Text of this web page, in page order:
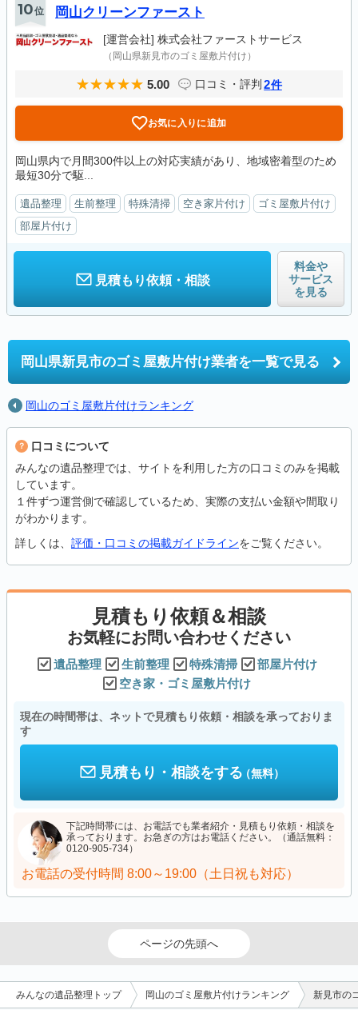
10位 岡山クリーンファースト
[運営会社] 株式会社ファーストサービス
（岡山県新見市のゴミ屋敷片付け）
5.00 口コミ・評判 2件
お気に入りに追加
岡山県内で月間300件以上の対応実績があり、地域密着型のため
最短30分で駆...
遺品整理 生前整理 特殊清掃 空き家片付け
ゴミ屋敷片付け
部屋片付け
見積もり依頼・相談
料金や
サービス
を見る
岡山県新見市のゴミ屋敷片付け業者を一覧で見る
岡山のゴミ屋敷片付けランキング
口コミについて
みんなの遺品整理では、サイトを利用した方の口コミのみを掲載
しています。
１件ずつ運営側で確認しているため、実際の支払い金額や間取り
がわかります。
詳しくは、 評価・口コミの掲載ガイドラインをご覧ください。
見積もり依頼＆相談
お気軽にお問い合わせください
遺品整理 生前整理 特殊清掃
部屋片付け
空き家・ゴミ屋敷片付け
現在の時間帯は、ネットで見積もり依頼・相談を承っておりま
す
見積もり・相談をする（無料）
下記時間帯には、お電話でも業者紹介・見積もり依頼・相談を
承っております。お急ぎの方はお電話ください。（通話無料：
0120-905-734）
お電話の受付時間 8:00～19:00（土日祝も対応）
ページの先頭へ
みんなの遺品整理トップ 岡山のゴミ屋敷片付けランキング 新見市の